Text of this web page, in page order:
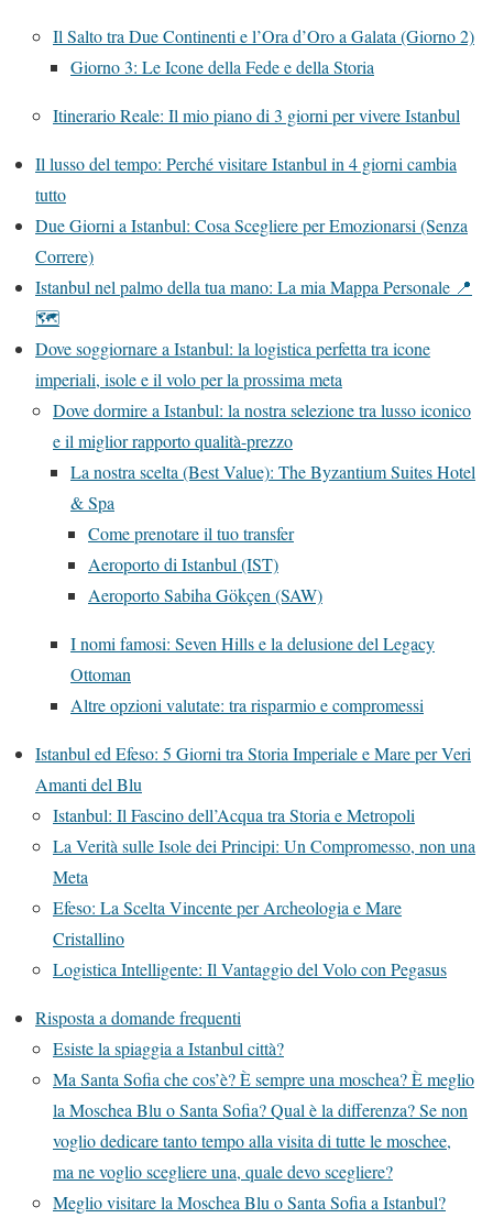
Il Salto tra Due Continenti e l’Ora d’Oro a Galata (Giorno 2)
Giorno 3: Le Icone della Fede e della Storia
Itinerario Reale: Il mio piano di 3 giorni per vivere Istanbul
Il lusso del tempo: Perché visitare Istanbul in 4 giorni cambia
tutto
Due Giorni a Istanbul: Cosa Scegliere per Emozionarsi (Senza
Correre)
Istanbul nel palmo della tua mano: La mia Mappa Personale 📍
🗺️
Dove soggiornare a Istanbul: la logistica perfetta tra icone
imperiali, isole e il volo per la prossima meta
Dove dormire a Istanbul: la nostra selezione tra lusso iconico
e il miglior rapporto qualità-prezzo
La nostra scelta (Best Value): The Byzantium Suites Hotel
& Spa
Come prenotare il tuo transfer
Aeroporto di Istanbul (IST)
Aeroporto Sabiha Gökçen (SAW)
I nomi famosi: Seven Hills e la delusione del Legacy
Ottoman
Altre opzioni valutate: tra risparmio e compromessi
Istanbul ed Efeso: 5 Giorni tra Storia Imperiale e Mare per Veri
Amanti del Blu
Istanbul: Il Fascino dell’Acqua tra Storia e Metropoli
La Verità sulle Isole dei Principi: Un Compromesso, non una
Meta
Efeso: La Scelta Vincente per Archeologia e Mare
Cristallino
Logistica Intelligente: Il Vantaggio del Volo con Pegasus
Risposta a domande frequenti
Esiste la spiaggia a Istanbul città?
Ma Santa Sofia che cos’è? È sempre una moschea? È meglio
la Moschea Blu o Santa Sofia? Qual è la differenza? Se non
voglio dedicare tanto tempo alla visita di tutte le moschee,
ma ne voglio scegliere una, quale devo scegliere?
Meglio visitare la Moschea Blu o Santa Sofia a Istanbul?